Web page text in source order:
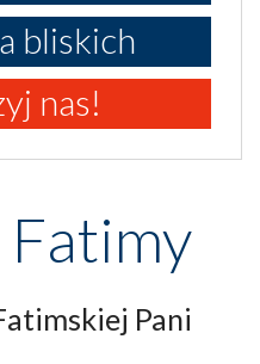
bliskich
nas!
Pani